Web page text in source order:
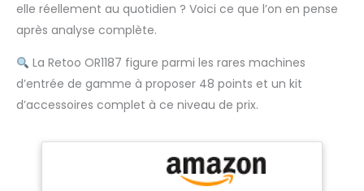
elle réellement au quotidien ? Voici ce que l’on en pense
après analyse complète.
La Retoo OR1187 figure parmi les rares machines
d’entrée de gamme à proposer 48 points et un kit
d’accessoires complet à ce niveau de prix.